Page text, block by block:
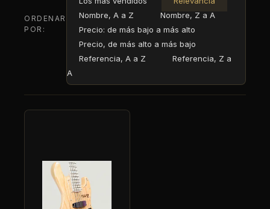
ORDENAR
POR:
Nombre, A a Z
Nombre, Z a A
Precio: de más bajo a más alto
Precio, de más alto a más bajo
Referencia, A a Z
Referencia, Z a
A